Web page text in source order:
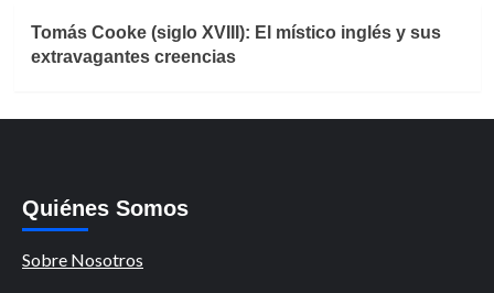
Tomás Cooke (siglo XVIII): El místico inglés y sus
extravagantes creencias
Quiénes Somos
Sobre Nosotros